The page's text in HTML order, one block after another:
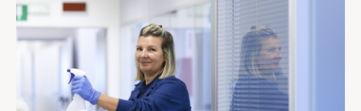
Développement professionnel
Devenir Membre